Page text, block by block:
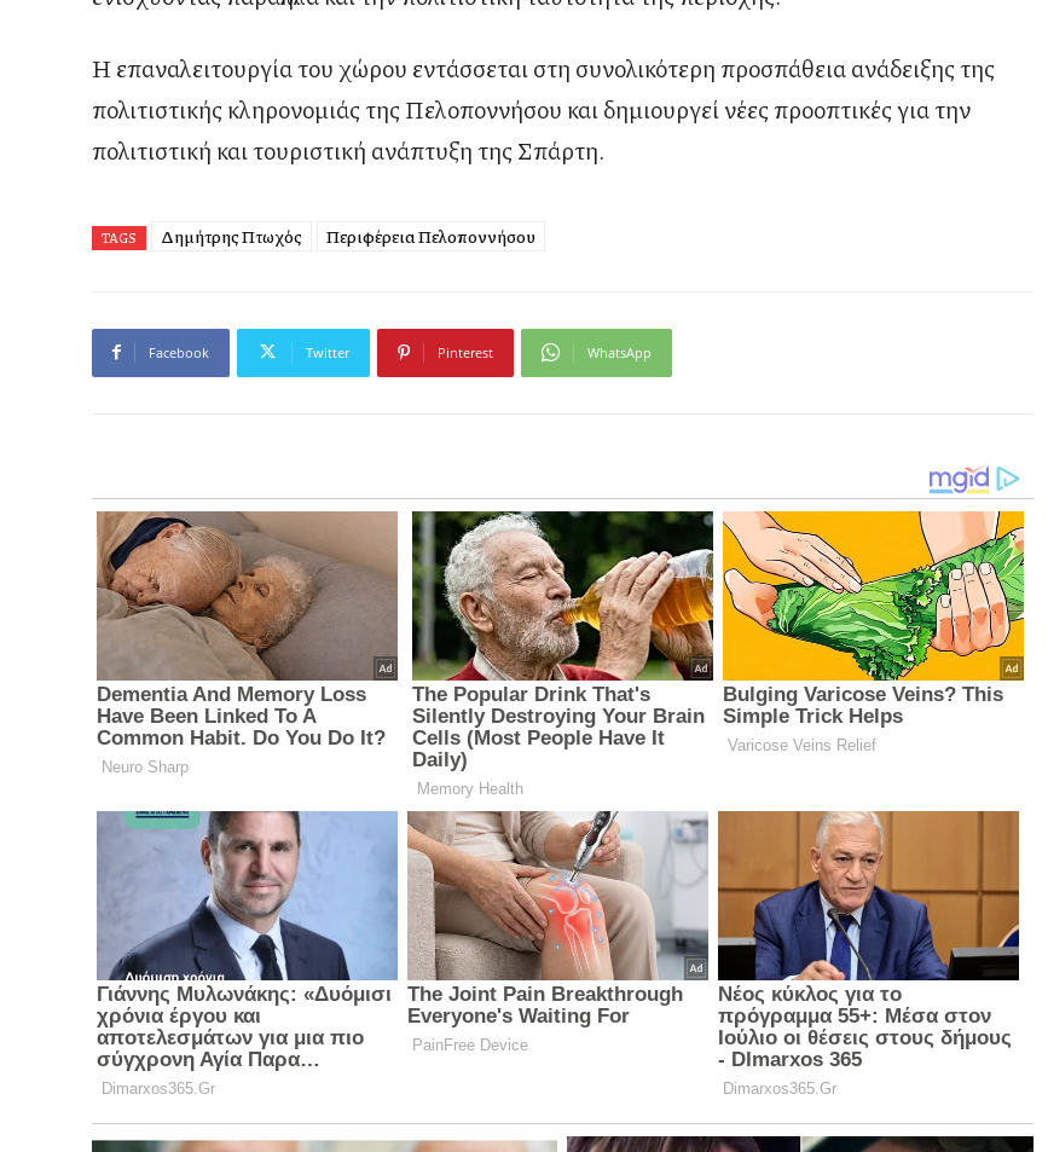
Η επαναλειτουργία του χώρου εντάσσεται στη συνολικότερη προσπάθεια ανάδειξης της
πολιτιστικής κληρονομιάς της Πελοποννήσου και δημιουργεί νέες προοπτικές για την
πολιτιστική και τουριστική ανάπτυξη της Σπάρτη.
TAGS Δημήτρης Πτωχός Περιφέρεια Πελοποννήσου
Facebook Twitter Pinterest WhatsApp